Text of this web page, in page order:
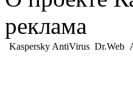
реклама
Kaspersky AntiVirus Dr.Web